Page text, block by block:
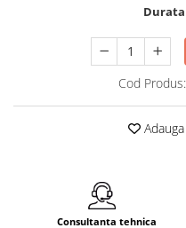
Cod Produs:
Consultanta tehnica